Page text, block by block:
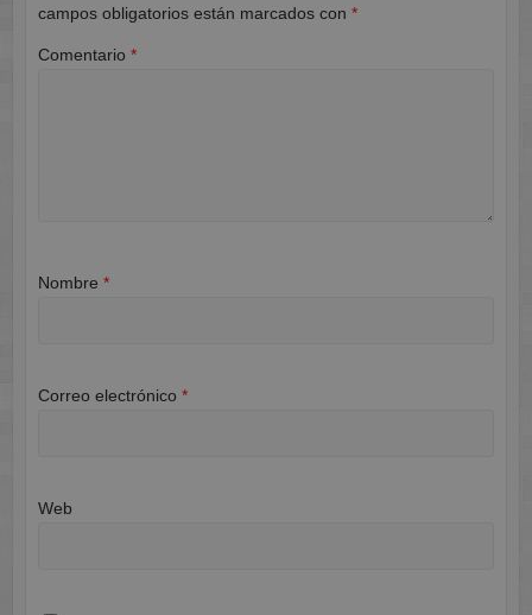
campos obligatorios están marcados con *
Comentario *
Nombre *
Correo electrónico *
Web